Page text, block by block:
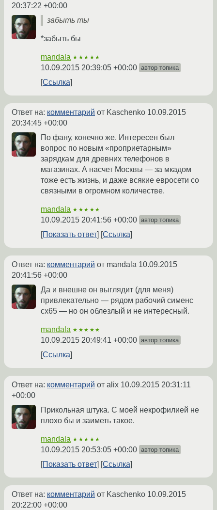
20:37:22 +00:00
забыть ты
*забыть бы
mandala ★★★★★
10.09.2015 20:39:05 +00:00 автор топика
Ссылка
Ответ на: комментарий от Kaschenko 10.09.2015
20:34:45 +00:00
По фану, конечно же. Интересен был
вопрос по новым «проприетарным»
зарядкам для древних телефонов в
магазинах. А насчет Москвы — за мкадом
тоже есть жизнь, и даже всякие евросети со
связными в огромном количестве.
mandala ★★★★★
10.09.2015 20:41:56 +00:00 автор топика
Показать ответ Ссылка
Ответ на: комментарий от mandala 10.09.2015
20:41:56 +00:00
Да и внешне он выглядит (для меня)
привлекательно — рядом рабочий сименс
cx65 — но он облезлый и не интересный.
mandala ★★★★★
10.09.2015 20:49:41 +00:00 автор топика
Ссылка
Ответ на: комментарий от alix 10.09.2015 20:31:11
+00:00
Прикольная штука. С моей некрофилией не
плохо бы и заиметь такое.
mandala ★★★★★
10.09.2015 20:53:05 +00:00 автор топика
Показать ответ Ссылка
Ответ на: комментарий от Kaschenko 10.09.2015
20:22:00 +00:00